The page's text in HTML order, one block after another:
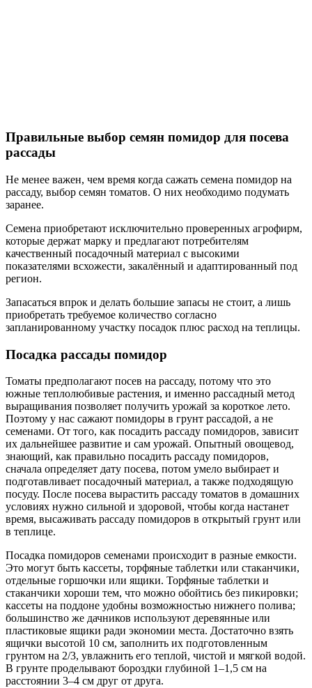
Правильные выбор семян помидор для посева
рассады
Не менее важен, чем время когда сажать семена помидор на
рассаду, выбор семян томатов. О них необходимо подумать
заранее.
Семена приобретают исключительно проверенных агрофирм,
которые держат марку и предлагают потребителям
качественный посадочный материал с высокими
показателями всхожести, закалённый и адаптированный под
регион.
Запасаться впрок и делать большие запасы не стоит, а лишь
приобретать требуемое количество согласно
запланированному участку посадок плюс расход на теплицы.
Посадка рассады помидор
Томаты предполагают посев на рассаду, потому что это
южные теплолюбивые растения, и именно рассадный метод
выращивания позволяет получить урожай за короткое лето.
Поэтому у нас сажают помидоры в грунт рассадой, а не
семенами. От того, как посадить рассаду помидоров, зависит
их дальнейшее развитие и сам урожай. Опытный овощевод,
знающий, как правильно посадить рассаду помидоров,
сначала определяет дату посева, потом умело выбирает и
подготавливает посадочный материал, а также подходящую
посуду. После посева вырастить рассаду томатов в домашних
условиях нужно сильной и здоровой, чтобы когда настанет
время, высаживать рассаду помидоров в открытый грунт или
в теплице.
Посадка помидоров семенами происходит в разные емкости.
Это могут быть кассеты, торфяные таблетки или стаканчики,
отдельные горшочки или ящики. Торфяные таблетки и
стаканчики хороши тем, что можно обойтись без пикировки;
кассеты на поддоне удобны возможностью нижнего полива;
большинство же дачников используют деревянные или
пластиковые ящики ради экономии места. Достаточно взять
ящички высотой 10 см, заполнить их подготовленным
грунтом на 2/3, увлажнить его теплой, чистой и мягкой водой.
В грунте проделывают бороздки глубиной 1–1,5 см на
расстоянии 3–4 см друг от друга.